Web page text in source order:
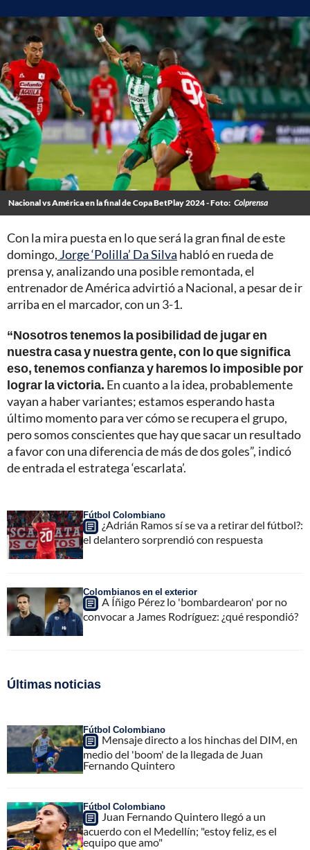
Nacional vs América en la final de Copa BetPlay 2024 - Foto: Colprensa
Con la mira puesta en lo que será la gran final de este
domingo, Jorge ‘Polilla’ Da Silva habló en rueda de
prensa y, analizando una posible remontada, el
entrenador de América advirtió a Nacional, a pesar de ir
arriba en el marcador, con un 3-1.
“Nosotros tenemos la posibilidad de jugar en
nuestra casa y nuestra gente, con lo que significa
eso, tenemos confianza y haremos lo imposible por
lograr la victoria. En cuanto a la idea, probablemente
vayan a haber variantes; estamos esperando hasta
último momento para ver cómo se recupera el grupo,
pero somos conscientes que hay que sacar un resultado
a favor con una diferencia de más de dos goles”, indicó
de entrada el estratega ‘escarlata’.
Fútbol Colombiano
¿Adrián Ramos sí se va a retirar del fútbol?:
el delantero sorprendió con respuesta
Colombianos en el exterior
A Íñigo Pérez lo 'bombardearon' por no
convocar a James Rodríguez: ¿qué respondió?
Últimas noticias
Fútbol Colombiano
Mensaje directo a los hinchas del DIM, en
medio del 'boom' de la llegada de Juan
Fernando Quintero
Fútbol Colombiano
Juan Fernando Quintero llegó a un
acuerdo con el Medellín; "estoy feliz, es el
equipo que amo"